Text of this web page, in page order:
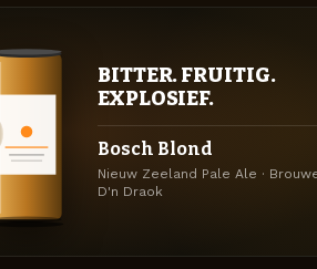
BITTER. FRUITIG.
EXPLOSIEF.
Bosch Blond
Nieuw Zeeland Pale Ale ·
D'n Draok